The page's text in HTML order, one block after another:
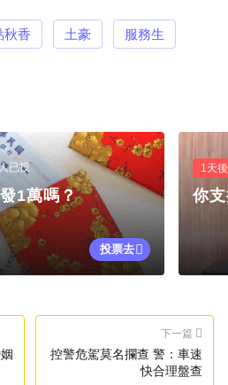
秋香 土豪 服務生
已投
1萬嗎？
投票去
1天
你
下一篇
控警危駕莫名攔查 警：車速
快合理盤查